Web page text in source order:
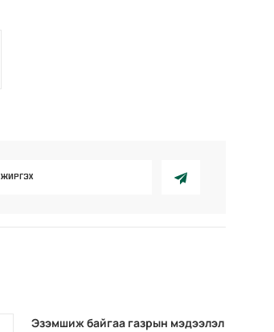
ЖИРГЭХ
Эзэмшиж байгаа газрын мэдээлэл